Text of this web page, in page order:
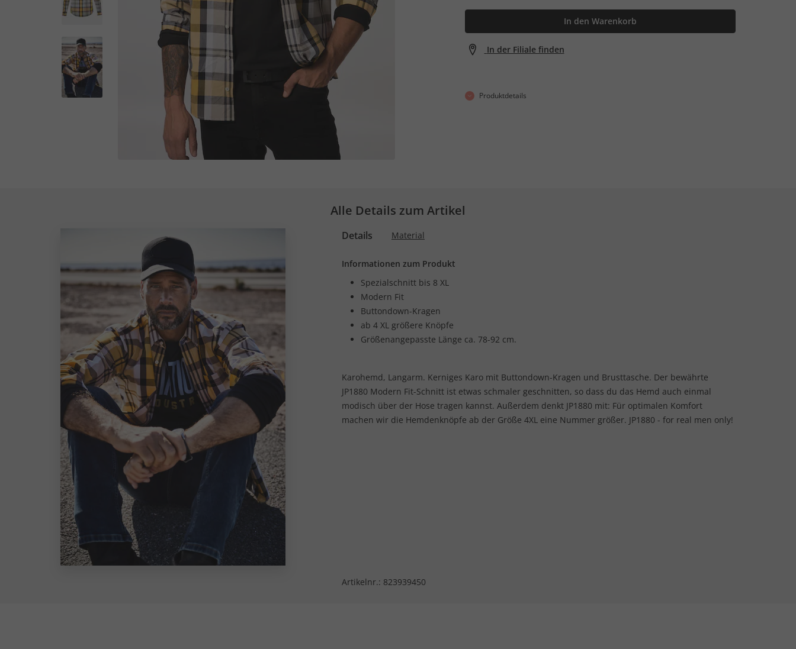
In den Warenkorb
In der Filiale finden
Produktdetails
Alle Details zum Artikel
Details Material
Informationen zum Produkt
Spezialschnitt bis 8 XL
Modern Fit
Buttondown-Kragen
ab 4 XL größere Knöpfe
Größenangepasste Länge ca. 78-92 cm.
Karohemd, Langarm. Kerniges Karo mit Buttondown-Kragen und Brusttasche. Der bewährte
JP1880 Modern Fit-Schnitt ist etwas schmaler geschnitten, so dass du das Hemd auch einmal
modisch über der Hose tragen kannst. Außerdem denkt JP1880 mit: Für optimalen Komfort
machen wir die Hemdenknöpfe ab der Größe 4XL eine Nummer größer. JP1880 - for real men only!
Artikelnr.: 823939450